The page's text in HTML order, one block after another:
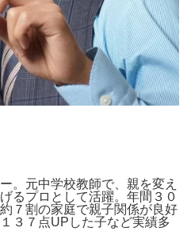
。元中学校教師で、親を変え
るプロとして活躍。年間３０
７割の家庭で親子関係が良好
３７点UPした子など実績多